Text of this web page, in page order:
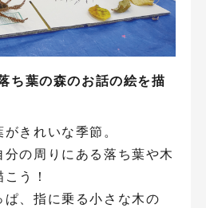
ち葉の森のお話の絵を描
きれいな季節。
の周りにある落ち葉や木
う！
、指に乗る小さな木の